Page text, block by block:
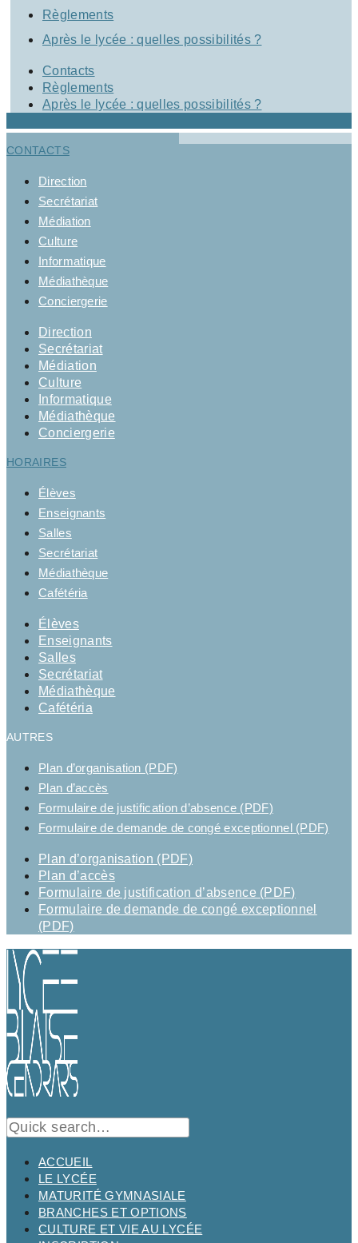
Règlements
Après le lycée : quelles possibilités ?
Contacts
Règlements
Après le lycée : quelles possibilités ?
CONTACTS
Direction
Secrétariat
Médiation
Culture
Informatique
Médiathèque
Conciergerie
Direction
Secrétariat
Médiation
Culture
Informatique
Médiathèque
Conciergerie
HORAIRES
Élèves
Enseignants
Salles
Secrétariat
Médiathèque
Cafétéria
Élèves
Enseignants
Salles
Secrétariat
Médiathèque
Cafétéria
AUTRES
Plan d’organisation (PDF)
Plan d’accès
Formulaire de justification d’absence (PDF)
Formulaire de demande de congé exceptionnel (PDF)
Plan d’organisation (PDF)
Plan d’accès
Formulaire de justification d’absence (PDF)
Formulaire de demande de congé exceptionnel
(PDF)
ACCUEIL
LE LYCÉE
MATURITÉ GYMNASIALE
BRANCHES ET OPTIONS
CULTURE ET VIE AU LYCÉE